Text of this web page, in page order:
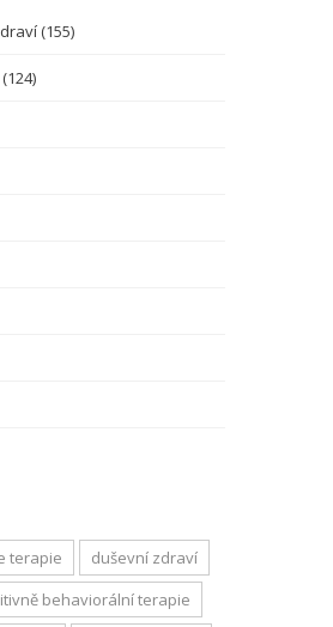
(155)
(124)
terapie
duševní zdraví
behaviorální terapie